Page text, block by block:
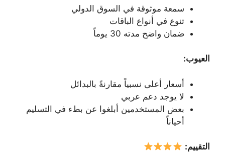
سمعة موثوقة في السوق الدولي
تنوع في أنواع الباقات
ضمان واضح مدته 30 يوماً
العيوب:
أسعار أعلى نسبياً مقارنةً بالبدائل
لا يوجد دعم عربي
بعض المستخدمين أبلغوا عن بطء في التسليم
أحياناً
التقييم: